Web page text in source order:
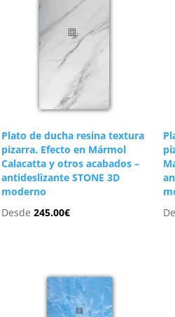
Plato de ducha resina textura
pizarra. Efecto en Mármol
Calacatta y otros acabados –
antideslizante STONE 3D
moderno
Desde245.00€